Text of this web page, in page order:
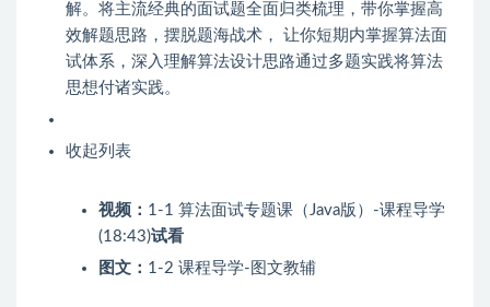
解。将主流经典的面试题全面归类梳理，带你掌握高
效解题思路，摆脱题海战术， 让你短期内掌握算法面
试体系，深入理解算法设计思路通过多题实践将算法
思想付诸实践。
收起列表
视频： 1-1 算法面试专题课（Java版）-课程导学
(18:43)试看
图文： 1-2 课程导学-图文教辅